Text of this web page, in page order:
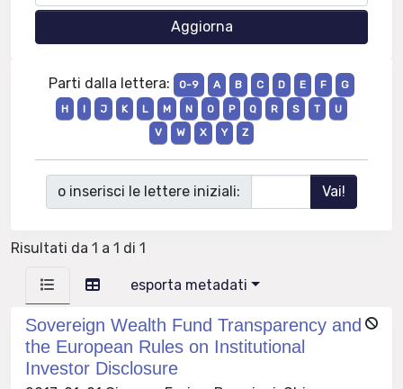
Parti dalla lettera: 0-9 A B C D E F
G
H
I J K L M N O P Q R S T
U
V
W X Y Z
o inserisci le lettere iniziali:
Risultati da 1 a 1 di 1
esporta metadati
Sovereign Wealth Fund Transparency and
the European Rules on Institutional
Investor Disclosure